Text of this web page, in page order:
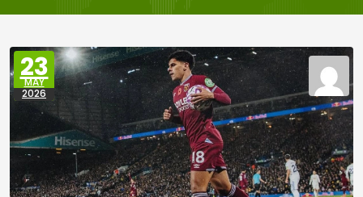
23
MAY
2026